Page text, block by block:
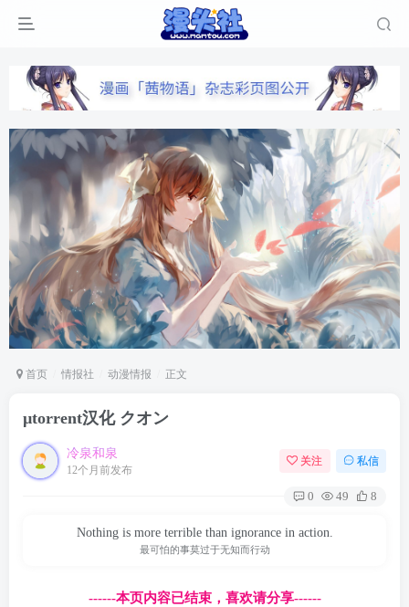
首页 情报社 动漫情报 正文
µtorrent汉化 クオン
冷泉和泉
12个月前发布
关注 私信
0 49 8
Nothing is more terrible than ignorance in action.
最可怕的事莫过于无知而行动
------本页内容已结束，喜欢请分享------